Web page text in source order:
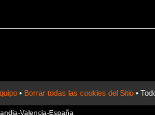
• Borrar todas las cookies del Sitio •
Valencia-España